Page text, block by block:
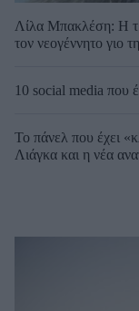
Λίλα Μπακλέση: Η
τον νεογέννητο γιο
10 social media που
Το πάνελ που έχει
Λιάγκα και η νέα